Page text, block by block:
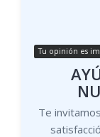
Tu opinión es
Te